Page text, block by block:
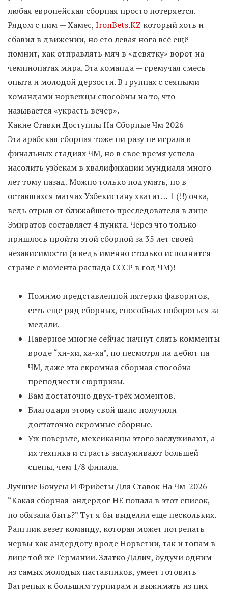
любая европейская сборная просто потеряется.
Рядом с ним — Хамес, IronBets.KZ который хоть и
сбавил в движении, но его левая нога всё ещё
помнит, как отправлять мяч в «девятку» ворот на
чемпионатах мира. Эта команда — гремучая смесь
опыта и молодой дерзости. В группах с сеяными
командами норвежцы способны на то, что
называется «украсть вечер».
Какие Ставки Доступны На Сборные Чм 2026
Эта арабская сборная тоже ни разу не играла в
финальных стадиях ЧМ, но в свое время успела
насолить узбекам в квалификации мундиаля много
лет тому назад. Можно только подумать, но в
оставшихся матчах Узбекистану хватит… 1 (!!) очка,
ведь отрыв от ближайшего преследователя в лице
Эмиратов составляет 4 пункта. Через что только
пришлось пройти этой сборной за 35 лет своей
независимости (а ведь именно столько исполнится
стране с момента распада СССР в год ЧМ)!
Помимо представленной пятерки фаворитов,
есть еще ряд сборных, способных побороться за
медали.
Наверное многие сейчас начнут слать комменты
вроде “хи-хи, ха-ха”, но несмотря на дебют на
ЧМ, даже эта скромная сборная способна
преподнести сюрпризы.
Вам достаточно двух-трёх моментов.
Благодаря этому свой шанс получили
достаточно скромные сборные.
Уж поверьте, мексиканцы этого заслуживают, а
их техника и страсть заслуживают большей
сцены, чем 1/8 финала.
Лучшие Бонусы И Фрибеты Для Ставок На Чм-2026
“Какая сборная-андердог НЕ попала в этот список,
но обязана быть?” Тут я бы выделил еще нескольких.
Рангник везет команду, которая может потрепать
нервы как андердогу вроде Норвегии, так и топам в
лице той же Германии. Златко Далич, будучи одним
из самых молодых наставников, умеет готовить
Ватреных к большим турнирам и выжимать из них